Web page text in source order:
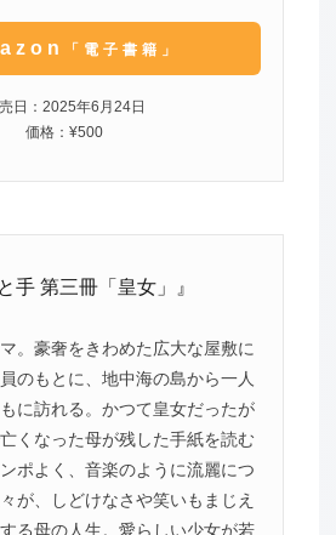
「電子書籍」
日：2025年6月24日
価格：¥500
手 第三冊「皇女」』
。豪奢をきわめた広大な屋敷に
のもとに、地中海の島から一人
に訪れる。かつて皇女だったが
くなった母が残した手紙を読む
ポよく、音楽のように流麗につ
が、しどけなさや笑いもまじえ
る母の人生。愛らしい少女が若